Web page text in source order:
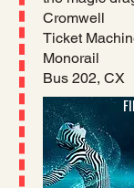
Cromwell
Ticket
Monorail
Bus 202, CX